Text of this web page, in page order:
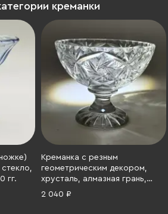
креманки
стекло,
гг.
Креманка с резным
геометрическим декором,
хрусталь, алмазная грань,
СССР, 1970-1990 гг.
2 040 ₽